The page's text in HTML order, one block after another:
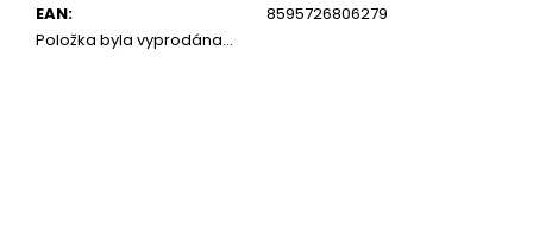
EAN:
8595726806279
Položka byla vyprodána…